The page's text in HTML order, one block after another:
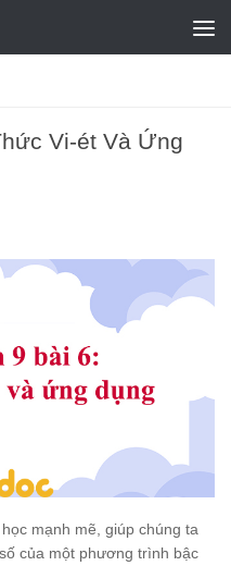
Vi-ét Và Ứng
mạnh mẽ, giúp chúng ta
của một phương trình bậc